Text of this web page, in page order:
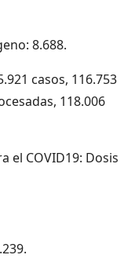
8.688.
casos, 116.753
118.006
el COVID19: Dosis